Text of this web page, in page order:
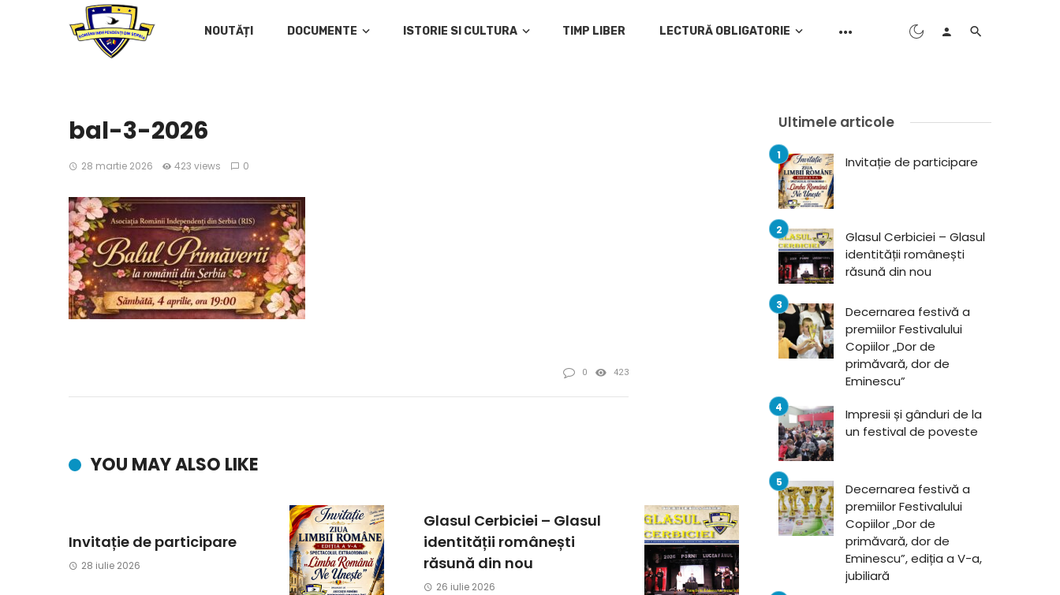
NOUTĂȚI DOCUMENTE ISTORIE SI CULTURA TIMP LIBER LECTURĂ OBLIGATORIE
bal-3-2026
28 martie 2026 423 views 0
0 423
YOU MAY ALSO LIKE
Invitație de participare
28 iulie 2026
Glasul Cerbiciei – Glasul
identității românești
răsună din nou
26 iulie 2026
Ultimele articole
Invitație de participare
Glasul Cerbiciei – Glasul
identității românești
răsună din nou
Decernarea festivă a
premiilor Festivalului
Copiilor „Dor de
primăvară, dor de
Eminescu”
Impresii și gânduri de la
un festival de poveste
Decernarea festivă a
premiilor Festivalului
Copiilor „Dor de
primăvară, dor de
Eminescu”, ediția a V-a,
jubiliară